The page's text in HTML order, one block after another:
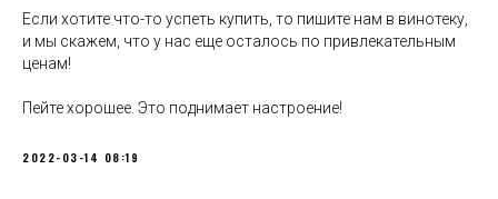
Если хотите что-то успеть купить, то пишите нам в винотеку,
и мы скажем, что у нас еще осталось по привлекательным
ценам!
Пейте хорошее. Это поднимает настроение!
2022-03-14 08:19